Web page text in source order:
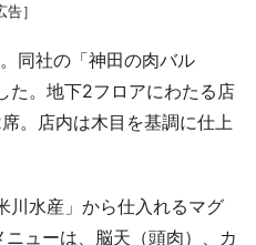
告］
同社の「神田の肉バル
た。地下2フロアにわたる店
。店内は木目を基調に仕上
水産」から仕入れるマグ
ューは、脳天（頭肉）、カ